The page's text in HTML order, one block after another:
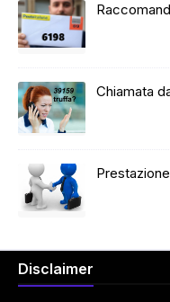
Chiamata
Disclaimer